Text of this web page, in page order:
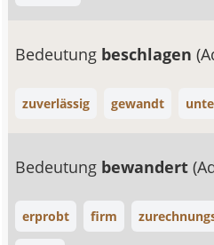
Bedeutung beschlagen
zuverlässig gewandt
Bedeutung bewandert
erprobt firm